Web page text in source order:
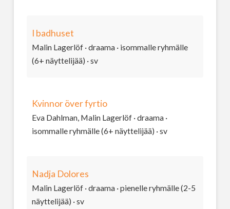
I badhuset
Malin Lagerlöf · draama · isommalle ryhmälle
(6+ näyttelijää) · sv
Kvinnor över fyrtio
Eva Dahlman, Malin Lagerlöf · draama ·
isommalle ryhmälle (6+ näyttelijää) · sv
Nadja Dolores
Malin Lagerlöf · draama · pienelle ryhmälle (2-5
näyttelijää) · sv